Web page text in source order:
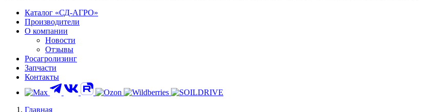
Каталог «СД-АГРО»
Производители
О компании
Новости
Отзывы
Росагролизинг
Запчасти
Контакты